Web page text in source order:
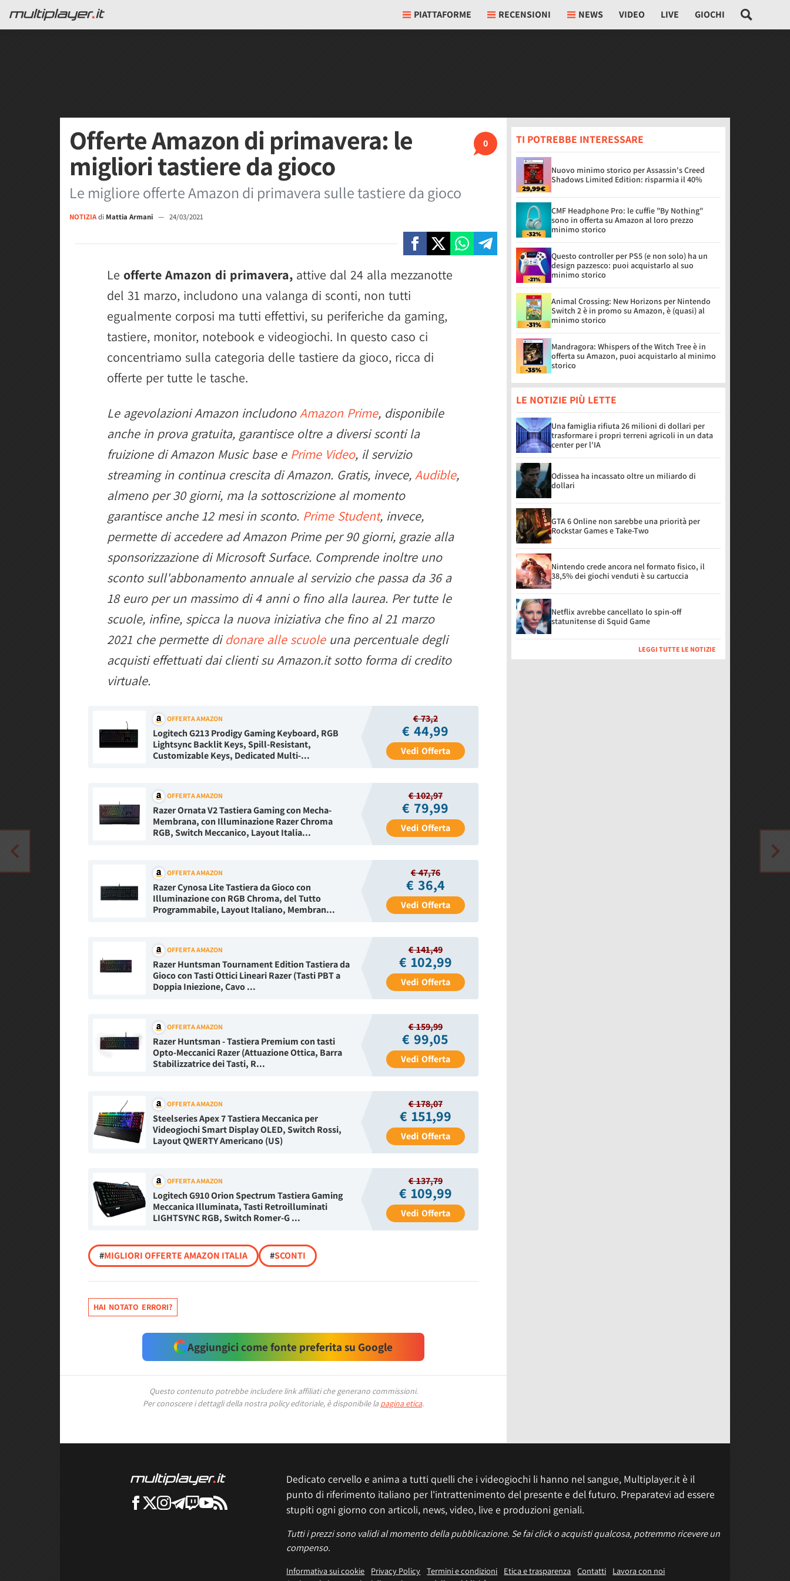
PIATTAFORME RECENSIONI NEWS VIDEO LIVE GIOCHI
0
Offerte Amazon di primavera: le
migliori tastiere da gioco
Le migliore offerte Amazon di primavera sulle tastiere da gioco
NOTIZIAdi Mattia Armani — 24/03/2021
Le offerte Amazon di primavera, attive dal 24 alla mezzanotte
del 31 marzo, includono una valanga di sconti, non tutti
egualmente corposi ma tutti effettivi, su periferiche da gaming,
tastiere, monitor, notebook e videogiochi. In questo caso ci
concentriamo sulla categoria delle tastiere da gioco, ricca di
offerte per tutte le tasche.
Le agevolazioni Amazon includonoAmazon Prime, disponibile
anche in prova gratuita, garantisce oltre a diversi sconti la
fruizione di Amazon Music base e Prime Video, il servizio
streaming in continua crescita di Amazon. Gratis, invece, Audible,
almeno per 30 giorni, ma la sottoscrizione al momento
garantisce anche 12 mesi in sconto. Prime Student, invece,
permette di accedere ad Amazon Prime per 90 giorni, grazie alla
sponsorizzazione di Microsoft Surface. Comprende inoltre uno
sconto sull'abbonamento annuale al servizio che passa da 36 a
18 euro per un massimo di 4 anni o fino alla laurea. Per tutte le
scuole, infine, spicca la nuova iniziativa che fino al 21 marzo
2021 che permette didonare alle scuoleuna percentuale degli
acquisti effettuati dai clienti su Amazon.it sotto forma di credito
virtuale.
OFFERTA AMAZON
Logitech G213 Prodigy Gaming Keyboard, RGB
Lightsync Backlit Keys, Spill-Resistant,
Customizable Keys, Dedicated Multi-...
€ 73,2
€ 44,99
Vedi Offerta
OFFERTA AMAZON
Razer Ornata V2 Tastiera Gaming con Mecha-
Membrana, con Illuminazione Razer Chroma
RGB, Switch Meccanico, Layout Italia...
€ 102,97
€ 79,99
Vedi Offerta
OFFERTA AMAZON
Razer Cynosa Lite Tastiera da Gioco con
Illuminazione con RGB Chroma, del Tutto
Programmabile, Layout Italiano, Membran...
€ 47,76
€ 36,4
Vedi Offerta
OFFERTA AMAZON
Razer Huntsman Tournament Edition Tastiera da
Gioco con Tasti Ottici Lineari Razer (Tasti PBT a
Doppia Iniezione, Cavo ...
€ 141,49
€ 102,99
Vedi Offerta
OFFERTA AMAZON
Razer Huntsman - Tastiera Premium con tasti
Opto-Meccanici Razer (Attuazione Ottica, Barra
Stabilizzatrice dei Tasti, R...
€ 159,99
€ 99,05
Vedi Offerta
OFFERTA AMAZON
Steelseries Apex 7 Tastiera Meccanica per
Videogiochi Smart Display OLED, Switch Rossi,
Layout QWERTY Americano (US)
€ 178,07
€ 151,99
Vedi Offerta
OFFERTA AMAZON
Logitech G910 Orion Spectrum Tastiera Gaming
Meccanica Illuminata, Tasti Retroilluminati
LIGHTSYNC RGB, Switch Romer-G ...
€ 137,79
€ 109,99
Vedi Offerta
#MIGLIORI OFFERTE AMAZON ITALIA #SCONTI
HAI NOTATO ERRORI?
Aggiungici come fonte preferita su Google
Questo contenuto potrebbe includere link affiliati che generano commissioni.
Per conoscere i dettagli della nostra policy editoriale, è disponibile la pagina etica.
TI POTREBBE INTERESSARE
Nuovo minimo storico per Assassin's Creed
Shadows Limited Edition: risparmia il 40%
CMF Headphone Pro: le cuffie "By Nothing"
sono in offerta su Amazon al loro prezzo
minimo storico
Questo controller per PS5 (e non solo) ha un
design pazzesco: puoi acquistarlo al suo
minimo storico
Animal Crossing: New Horizons per Nintendo
Switch 2 è in promo su Amazon, è (quasi) al
minimo storico
Mandragora: Whispers of the Witch Tree è in
offerta su Amazon, puoi acquistarlo al minimo
storico
LE NOTIZIE PIÙ LETTE
Una famiglia rifiuta 26 milioni di dollari per
trasformare i propri terreni agricoli in un data
center per l'IA
Odissea ha incassato oltre un miliardo di
dollari
GTA 6 Online non sarebbe una priorità per
Rockstar Games e Take-Two
Nintendo crede ancora nel formato fisico, il
38,5% dei giochi venduti è su cartuccia
Netflix avrebbe cancellato lo spin-off
statunitense di Squid Game
LEGGI TUTTE LE NOTIZIE
Dedicato cervello e anima a tutti quelli che i videogiochi li hanno nel sangue, Multiplayer.it è il
punto di riferimento italiano per l'intrattenimento del presente e del futuro. Preparatevi ad essere
stupiti ogni giorno con articoli, news, video, live e produzioni geniali.
Tutti i prezzi sono validi al momento della pubblicazione. Se fai click o acquisti qualcosa, potremmo ricevere un
compenso.
Informativa sui cookie Privacy Policy Termini e condizioni Etica e trasparenza Contatti
Lavora con noi